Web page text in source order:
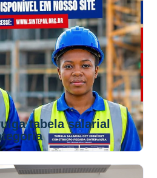
tabela salarial